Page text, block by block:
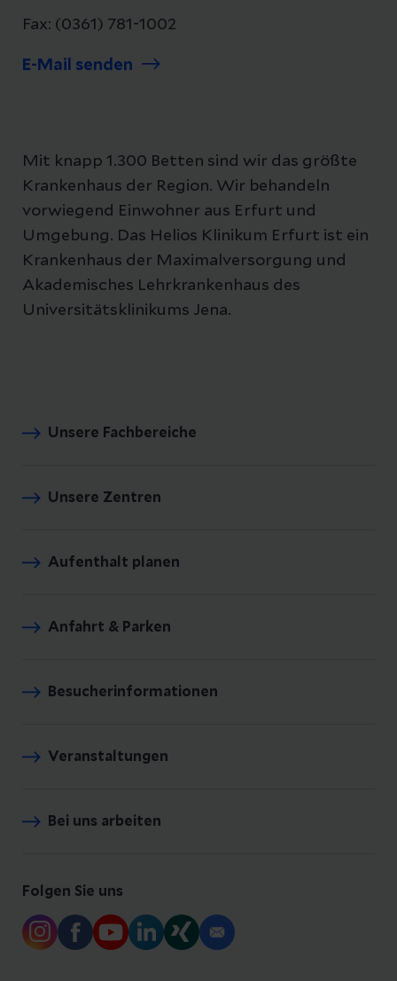
Fax: (0361) 781-1002
E-Mail senden
Mit knapp 1.300 Betten sind wir das größte
Krankenhaus der Region. Wir behandeln
vorwiegend Einwohner aus Erfurt und
Umgebung. Das Helios Klinikum Erfurt ist ein
Krankenhaus der Maximalversorgung und
Akademisches Lehrkrankenhaus des
Universitätsklinikums Jena.
Unsere Fachbereiche
Unsere Zentren
Aufenthalt planen
Anfahrt & Parken
Besucherinformationen
Veranstaltungen
Bei uns arbeiten
Folgen Sie uns